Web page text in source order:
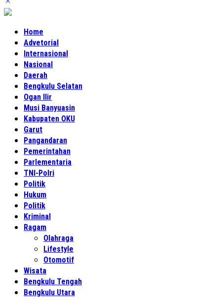
Home
Advetorial
Internasional
Nasional
Daerah
Bengkulu Selatan
Ogan Ilir
Musi Banyuasin
Kabupaten OKU
Garut
Pangandaran
Pemerintahan
Parlementaria
TNI-Polri
Politik
Hukum
Politik
Kriminal
Ragam
Olahraga
Lifestyle
Otomotif
Wisata
Bengkulu Tengah
Bengkulu Utara